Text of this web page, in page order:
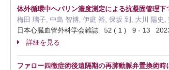
体外循環中ヘパリン濃度測定による抗凝固管理
梅田 璃子, 中島 智博, 伊庭 裕, 保坂 到, 大川 陽史
日本心臓血管外科学会雑誌 52 ( 1 ) 9 - 13
詳細を見る
ファロー四徴症術後遠隔期の再肺動脈弁置換術時